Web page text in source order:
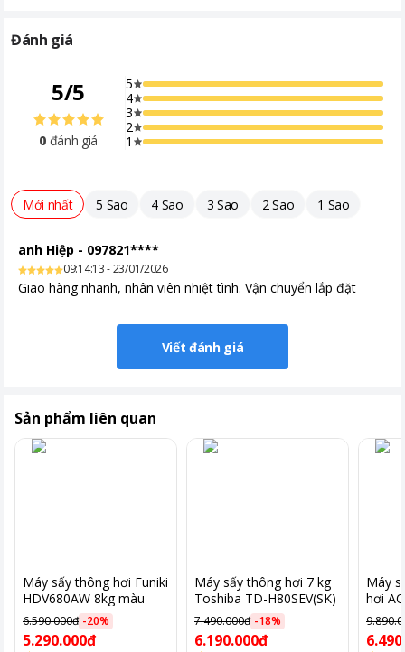
Đánh giá
5/5
0 đánh giá
5
4
3
2
1
Mới nhất 5 Sao 4 Sao 3 Sao 2 Sao 1 Sao
anh Hiệp - 097821****
09:14:13 - 23/01/2026
Giao hàng nhanh, nhân viên nhiệt tình. Vận chuyển lắp đặt
Viết đánh giá
Sản phẩm liên quan
Máy sấy thông hơi Funiki
HDV680AW 8kg màu
trắng
6.590.000đ -20%
5.290.000đ
Máy sấy thông hơi 7 kg
Toshiba TD-H80SEV(SK)
7.490.000đ -18%
6.190.000đ
Máy
hơi